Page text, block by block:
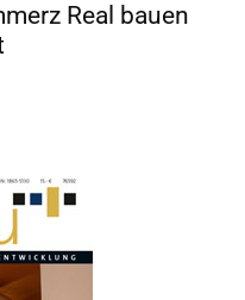
Real bauen